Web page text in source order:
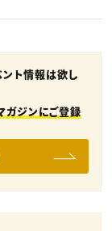
ント情報は欲し
ガジンにご登録